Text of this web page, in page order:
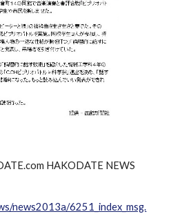
HAKODATE NEWS
news2013a/6251_index_msg.